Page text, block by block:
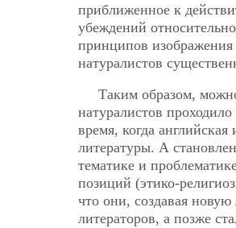
приближенное к
убеждений
принципов
натуралистов
Таким образом,
натуралистов
время, когда английская
литературы. А
тематике и
позиций (этико-
что они, создавая
литераторов, а позже